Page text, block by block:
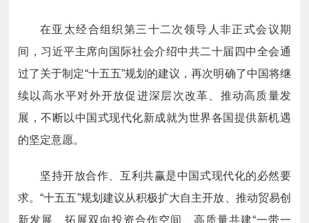
在亚太经合组织第三十二次领导人非正式会议期
间，习近平主席向国际社会介绍中共二十届四中全会通
过了关于制定“十五五”规划的建议，再次明确了中国将继
续以高水平对外开放促进深层次改革、推动高质量发
展，不断以中国式现代化新成就为世界各国提供新机遇
的坚定意愿。
坚持开放合作、互利共赢是中国式现代化的必然要
求。“十五五”规划建议从积极扩大自主开放、推动贸易创
新发展、拓展双向投资合作空间、高质量共建“一带一